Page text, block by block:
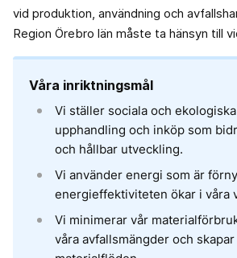
vid produktion, användning och
Region Örebro län måste ta hänsyn till
Våra inriktningsmål
Vi ställer sociala och
upphandling och inköp som
och hållbar utveckling.
Vi använder energi som är
energieffektiviteten ökar i våra
Vi minimerar vår
våra avfallsmängder och